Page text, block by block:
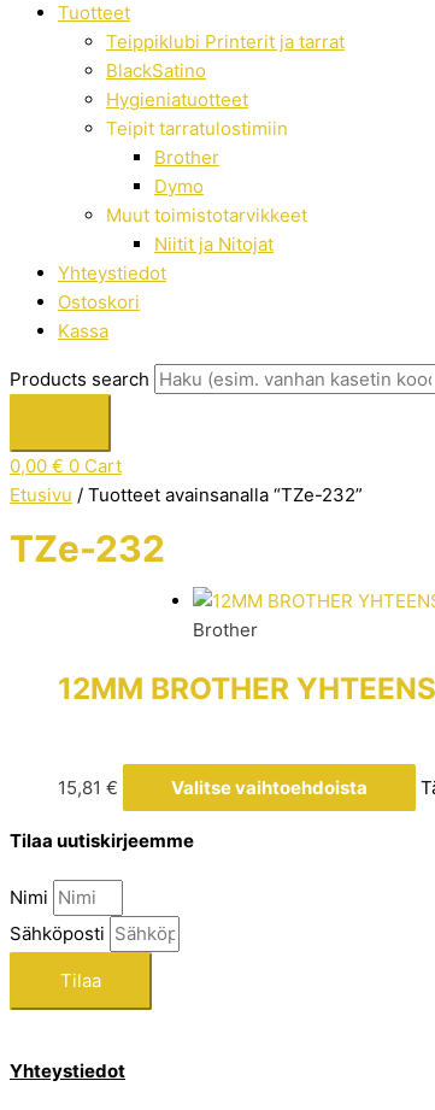
Tuotteet
Teippiklubi Printerit ja tarrat
BlackSatino
Hygieniatuotteet
Teipit tarratulostimiin
Brother
Dymo
Muut toimistotarvikkeet
Niitit ja Nitojat
Yhteystiedot
Ostoskori
Kassa
Products search
0,00 € 0 Cart
Etusivu / Tuotteet avainsanalla “TZe-232”
TZe-232
Brother
12MM BROTHER
15,81 € Valitse vaihtoehdoista
Tilaa uutiskirjeemme
Nimi
Sähköposti
Tilaa
Yhteystiedot